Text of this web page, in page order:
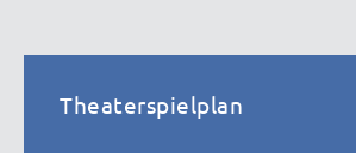
Theaterspielplan